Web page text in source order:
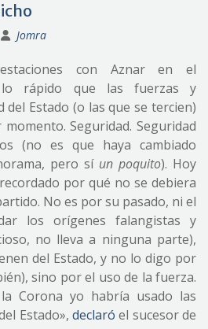
Jomra
con Aznar en el
lo rápido que las fuerzas y
Estado (o las que se tercien)
Seguridad. Seguridad
(no es que haya cambiado
pero sí un poquito). Hoy
por qué no se debiera
No es por su pasado, ni el
los orígenes falangistas y
no lleva a ninguna parte),
del Estado, y no lo digo por
sino por el uso de la fuerza.
Corona yo habría usado las
Estado», declaró el sucesor de